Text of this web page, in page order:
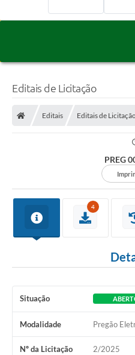
Editais de Licitação
Editais Editais de
PREG
4
Situação
Modalidade Pregão
Nº da Licitação 2/2025